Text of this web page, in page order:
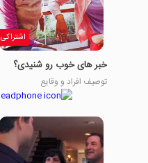
اشتراکی
خبر های خوب رو شنیدی؟
توصیف افراد و وقایع